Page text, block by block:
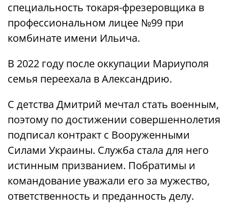
специальность токаря-фрезеровщика в
профессиональном лицее №99 при
комбинате имени Ильича.
В 2022 году после оккупации Мариуполя
семья переехала в Александрию.
С детства Дмитрий мечтал стать военным,
поэтому по достижении совершеннолетия
подписал контракт с Вооруженными
Силами Украины. Служба стала для него
истинным призванием. Побратимы и
командование уважали его за мужество,
ответственность и преданность делу.